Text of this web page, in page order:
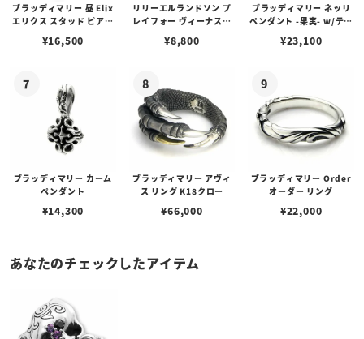
ブラッディマリー 昼 Elix
エリクス スタッド ピアス
¥16,500
リリーエルランドソン プ
レイフォー ヴィーナスチ
¥8,800
ブラッディマリー ネッリ
ペンダント -果実- w/ティ
¥23,100
ブラッディマリー カーム
ペンダント
¥14,300
ブラッディマリー アヴィ
ス リング K18クロー
¥66,000
ブラッディマリー Order
オーダー リング
¥22,000
あなたのチェックしたアイテム